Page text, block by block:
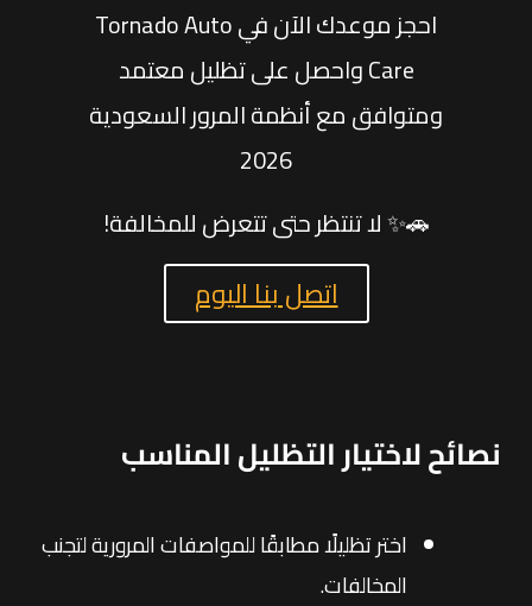
احجز موعدك الآن في Tornado Auto
Care واحصل على تظليل معتمد
ومتوافق مع أنظمة المرور السعودية
2026
🚗✨ لا تنتظر حتى تتعرض للمخالفة!
اتصل بنا اليوم
نصائح لاختيار التظليل المناسب
اختر تظليلًا مطابقًا للمواصفات المرورية لتجنب
المخالفات.